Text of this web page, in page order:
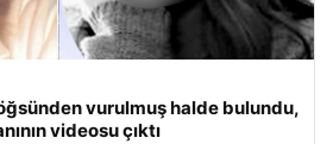
vurulmuş halde bulundu,
videosu çıktı